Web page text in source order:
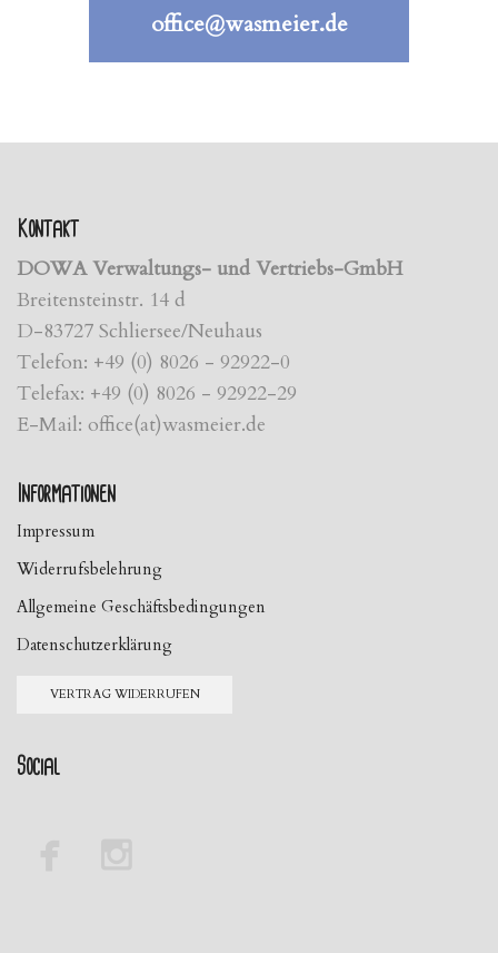
office@wasmeier.de
Kontakt
DOWA Verwaltungs- und Vertriebs-GmbH
Breitensteinstr. 14 d
D-83727 Schliersee/Neuhaus
Telefon: +49 (0) 8026 - 92922-0
Telefax: +49 (0) 8026 - 92922-29
E-Mail: office(at)wasmeier.de
Informationen
Impressum
Widerrufsbelehrung
Allgemeine Geschäftsbedingungen
Datenschutzerklärung
VERTRAG WIDERRUFEN
Social